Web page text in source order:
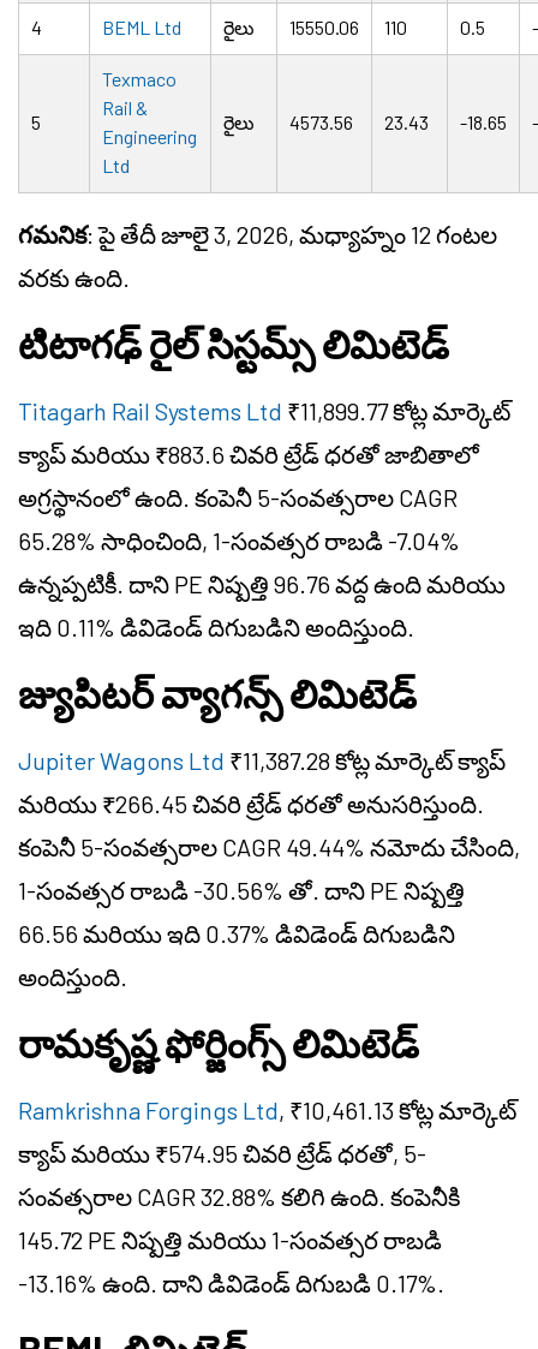
4 BEML Ltd రైలు 15550.06 110 0.5
5
Texmaco
Rail &
Engineering
Ltd
రైలు 4573.56 23.43 -18.65
గమనిక: పై తేదీ జూలై 3, 2026, మధ్యాహ్నం 12 గంటల
వరకు ఉంది.
టిటాగఢ్ రైల్ సిస్టమ్స్ లిమిటెడ్
Titagarh Rail Systems Ltd ₹11,899.77 కోట్ల మార్కెట్
క్యాప్ మరియు ₹883.6 చివరి ట్రేడ్ ధరతో జాబితాలో
అగ్రస్థానంలో ఉంది. కంపెనీ 5-సంవత్సరాల CAGR
65.28% సాధించింది, 1-సంవత్సర రాబడి -7.04%
ఉన్నప్పటికీ. దాని PE నిష్పత్తి 96.76 వద్ద ఉంది మరియు
ఇది 0.11% డివిడెండ్ దిగుబడిని అందిస్తుంది.
జ్యుపిటర్ వ్యాగన్స్ లిమిటెడ్
Jupiter Wagons Ltd ₹11,387.28 కోట్ల మార్కెట్ క్యాప్
మరియు ₹266.45 చివరి ట్రేడ్ ధరతో అనుసరిస్తుంది.
కంపెనీ 5-సంవత్సరాల CAGR 49.44% నమోదు చేసింది,
1-సంవత్సర రాబడి -30.56% తో. దాని PE నిష్పత్తి
66.56 మరియు ఇది 0.37% డివిడెండ్ దిగుబడిని
అందిస్తుంది.
రామకృష్ణ ఫోర్జింగ్స్ లిమిటెడ్
Ramkrishna Forgings Ltd, ₹10,461.13 కోట్ల మార్కెట్
క్యాప్ మరియు ₹574.95 చివరి ట్రేడ్ ధరతో, 5-
సంవత్సరాల CAGR 32.88% కలిగి ఉంది. కంపెనీకి
145.72 PE నిష్పత్తి మరియు 1-సంవత్సర రాబడి
-13.16% ఉంది. దాని డివిడెండ్ దిగుబడి 0.17%.